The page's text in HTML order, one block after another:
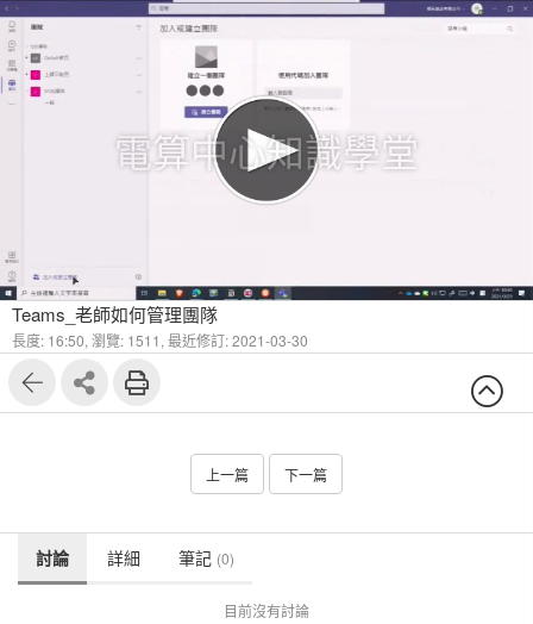
電算中心知識學堂
Teams_老師如何管理團隊
長度: 16:50, 瀏覽: 1511, 最近修訂: 2021-03-30
上一篇 下一篇
討論 詳細 筆記 (0)
目前沒有討論